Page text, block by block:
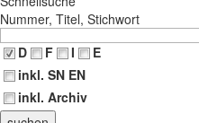
Nummer, Titel, Stichwort
D
F I
E
inkl. SN EN
inkl. Archiv